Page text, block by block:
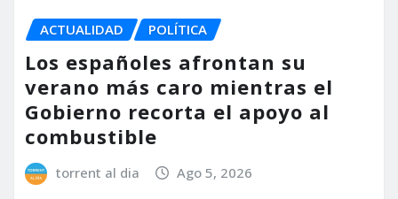
ACTUALIDAD POLÍTICA
Los españoles afrontan su
verano más caro mientras el
Gobierno recorta el apoyo al
combustible
torrent al dia Ago 5, 2026